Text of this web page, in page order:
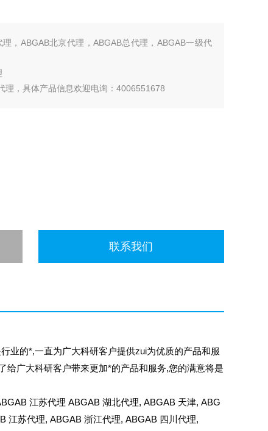
，ABGAB北京代理，ABGAB总代理，ABGAB一级代
理，具体产品信息欢迎电询：4006551678
联系我们
业的*,一直为广大科研客户提供zui为优质的产品和服
给广大科研客户带来更加*的产品和服务,您的满意将是
江苏代理 ABGAB 湖北代理, ABGAB 天津, ABG
江苏代理, ABGAB 浙江代理, ABGAB 四川代理,